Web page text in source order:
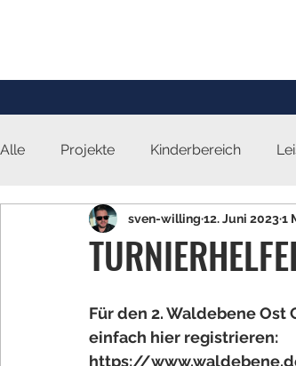
Alle Projekte Kinderbereich
sven-willing 12. Juni 20231
Für den 2. Waldebene
einfach hier registrieren:
https://